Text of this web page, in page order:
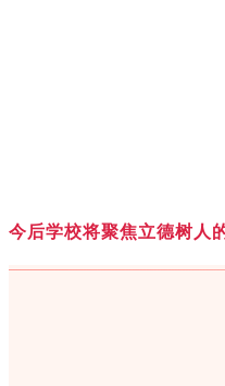
今后学校将聚焦立德树人